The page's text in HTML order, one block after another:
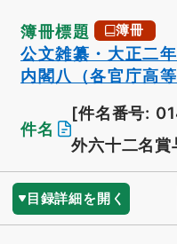
簿冊標題 簿冊
公文雑纂・大正二
内閣八（各官庁高等
件名
[件名番号:
外六十二名賞
目録詳細を開く